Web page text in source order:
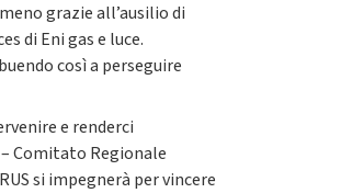
grazie all’ausilio di
di Eni gas e luce.
così a perseguire
e renderci
Comitato Regionale
si impegnerà per vincere